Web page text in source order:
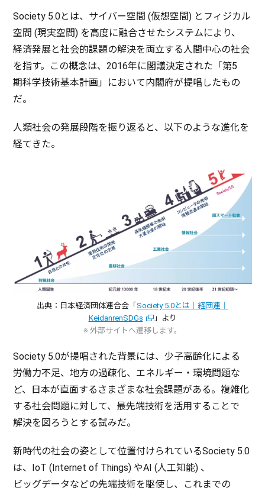
Society 5.0とは、 サイバー空間 (仮想空間) と フィジカル
空間 (現実空間) を高度に融合させたシステムにより、
経済発展と社会的課題の解決を両立する 人間中心の社会
を指す。この概念は、2016年に閣議決定された「第5
期科学技術基本計画 」において内閣府が提唱 したもの
だ。
人類社会の発展段階を振り返ると、 以下のような進化を
経てきた。
出典：日本経済団体連合会「 Society 5.0とは｜経団連｜
KeidanrenSDGs
」より
※ 外部サイトへ遷移します。
Society 5.0が提唱された背景には、少子高齢化による
労働力不足、地方の過疎化、 エネルギー・環境問題な
ど、 日本が直面するさまざまな社会課題がある。複雑化
する社会問題に対して、最先端技術を活用することで
解決を図ろうとする試みだ。
新時代の社会の姿として位置付けられているSociety 5.0
は、IoT (Internet of Things) やAI (人工知能) 、
ビッグデータなどの先端技術を駆使し、これまでの